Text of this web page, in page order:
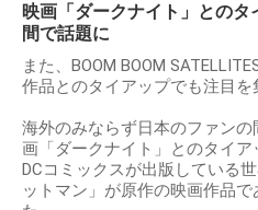
映画「ダークナイト」との
間で話題に
また、BOOM BOOM
作品とのタイアップでも注目を
海外のみならず日本のファン
画「ダークナイト」とのタイ
DCコミックスが出版している
ットマン」が原作の映画作品